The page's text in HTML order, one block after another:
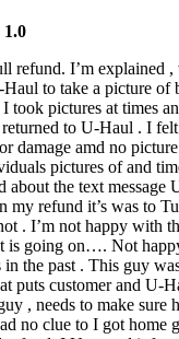
1.0
refund. I’m explained
to take a picture of
took pictures at times
to U-Haul . I
damage amd no
pictures of and
about the text message
my refund it’s was to
. I’m not happy with
is going on…. Not
in the past . This guy
puts customer and U-
, needs to make sure
no clue to I got home